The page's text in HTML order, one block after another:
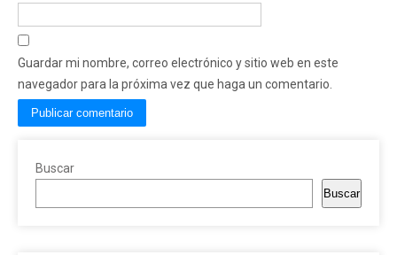
Guardar mi nombre, correo electrónico y sitio web en este
navegador para la próxima vez que haga un comentario.
Buscar
Buscar